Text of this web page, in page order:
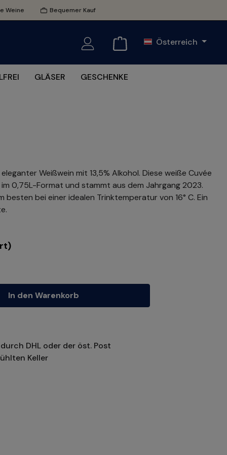
Weine Bequemer Kauf
Österreich
GLÄSER GESCHENKE
Weißwein mit 13,5% Alkohol. Diese weiße Cuvée
0,75L-Format und stammt aus dem Jahrgang 2023.
besten bei einer idealen Trinktemperatur von 16° C. Ein
die Schaltflächen um die Anzahl zu erhöhen oder zu reduzieren.
In den Warenkorb
DHL oder der öst. Post
Keller